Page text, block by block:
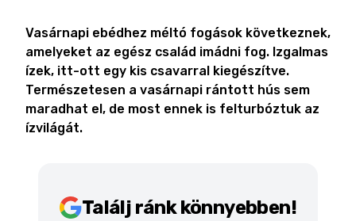
Vasárnapi ebédhez méltó fogások következnek,
amelyeket az egész család imádni fog. Izgalmas
ízek, itt-ott egy kis csavarral kiegészítve.
Természetesen a vasárnapi rántott hús sem
maradhat el, de most ennek is felturbóztuk az
ízvilágát.
Találj ránk könnyebben!